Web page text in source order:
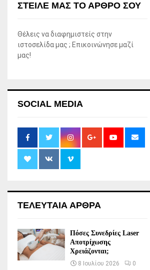
ΣΤΕΊΛΕ ΜΑΣ ΤΟ ΆΡΘΡΟ ΣΟΥ
Θέλεις να διαφημιστείς στην
ιστοσελίδα μας ; Επικοινώνησε μαζί
μας!
SOCIAL MEDIA
ΤΕΛΕΥΤΑΙΑ ΑΡΘΡΑ
Πόσες Συνεδρίες Laser
Αποτρίχωσης
Χρειάζονται;
8 Ιουλίου 2026 0